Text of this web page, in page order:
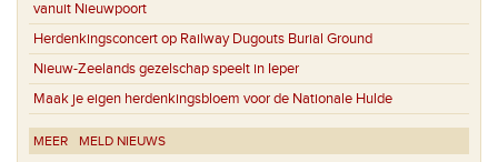
vanuit Nieuwpoort
Herdenkingsconcert op Railway Dugouts Burial Ground
Nieuw-Zeelands gezelschap speelt in Ieper
Maak je eigen herdenkingsbloem voor de Nationale Hulde
MEER MELD NIEUWS